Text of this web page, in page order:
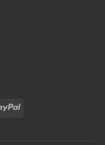
PayPal